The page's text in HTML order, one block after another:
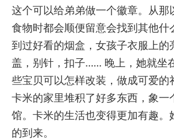
这个可以给弟弟做一个徽章。从那
食物时都会顺便留意会找到其他什
到过好看的烟盒，女孩子衣服上的
盖，别针，扣子…… 晚上，她就坐
些宝贝可以怎样改装，做成可爱的
卡米的家里堆积了好多东西，象一
馆。卡米的生活也变得更加有趣。
的到来。